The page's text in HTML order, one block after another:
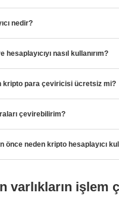
nedir?
hesaplayıcıyı nasıl kullanırım?
kripto para çeviricisi ücretsiz mi?
çevirebilirim?
önce neden kripto hesaplayıcı
varlıkların işlem